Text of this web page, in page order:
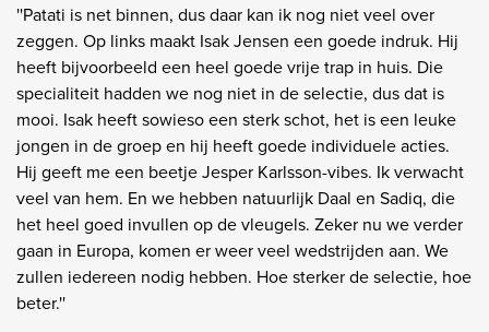
''Patati is net binnen, dus daar kan ik nog niet veel over
zeggen. Op links maakt Isak Jensen een goede indruk. Hij
heeft bijvoorbeeld een heel goede vrije trap in huis. Die
specialiteit hadden we nog niet in de selectie, dus dat is
mooi. Isak heeft sowieso een sterk schot, het is een leuke
jongen in de groep en hij heeft goede individuele acties.
Hij geeft me een beetje Jesper Karlsson-vibes. Ik verwacht
veel van hem. En we hebben natuurlijk Daal en Sadiq, die
het heel goed invullen op de vleugels. Zeker nu we verder
gaan in Europa, komen er weer veel wedstrijden aan. We
zullen iedereen nodig hebben. Hoe sterker de selectie, hoe
beter.''